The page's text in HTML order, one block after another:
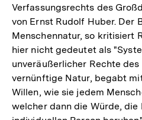
der
Fußnote
Verfassungsrechts des
von Ernst Rudolf Huber. Der
Menschennatur, so kritisiert
hier nicht gedeutet als
unveräußerlicher Rechte
vernünftige Natur, begabt
Willen, wie sie jedem
welcher dann die Würde,